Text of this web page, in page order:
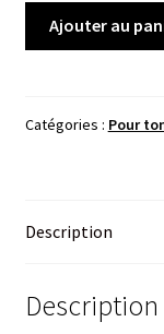
du
Ajouter au
Catégories : Pour
Description
Description